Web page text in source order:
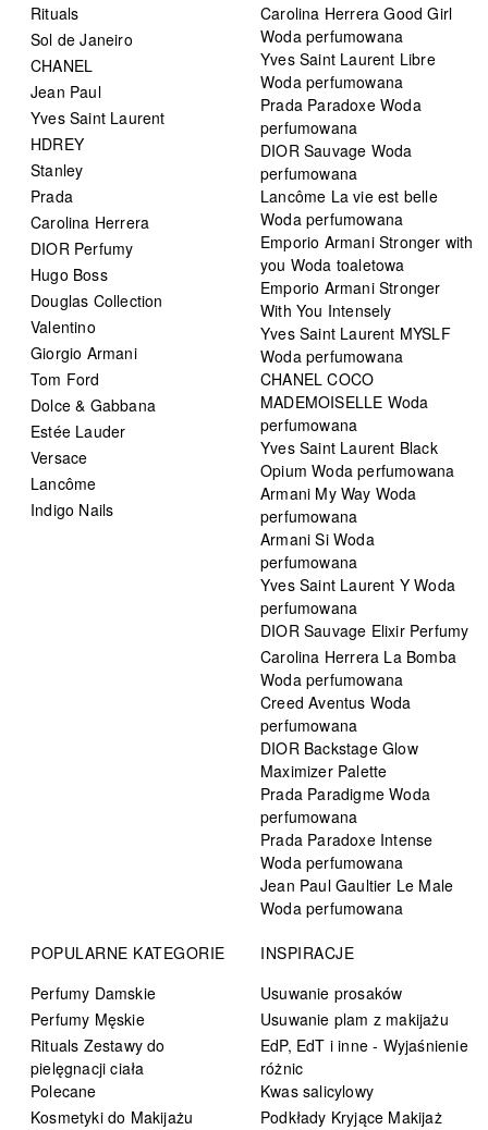
Rituals
Sol de Janeiro
CHANEL
Jean Paul
Yves Saint Laurent
HDREY
Stanley
Prada
Carolina Herrera
DIOR Perfumy
Hugo Boss
Douglas Collection
Valentino
Giorgio Armani
Tom Ford
Dolce & Gabbana
Estée Lauder
Versace
Lancôme
Indigo Nails
Carolina Herrera Good Girl
Woda perfumowana
Yves Saint Laurent Libre
Woda perfumowana
Prada Paradoxe Woda
perfumowana
DIOR Sauvage Woda
perfumowana
Lancôme La vie est belle
Woda perfumowana
Emporio Armani Stronger with
you Woda toaletowa
Emporio Armani Stronger
With You Intensely
Yves Saint Laurent MYSLF
Woda perfumowana
CHANEL COCO
MADEMOISELLE Woda
perfumowana
Yves Saint Laurent Black
Opium Woda perfumowana
Armani My Way Woda
perfumowana
Armani Si Woda
perfumowana
Yves Saint Laurent Y Woda
perfumowana
DIOR Sauvage Elixir Perfumy
Carolina Herrera La Bomba
Woda perfumowana
Creed Aventus Woda
perfumowana
DIOR Backstage Glow
Maximizer Palette
Prada Paradigme Woda
perfumowana
Prada Paradoxe Intense
Woda perfumowana
Jean Paul Gaultier Le Male
Woda perfumowana
POPULARNE KATEGORIE
Perfumy Damskie
Perfumy Męskie
Rituals Zestawy do
pielęgnacji ciała
Polecane
Kosmetyki do Makijażu
INSPIRACJE
Usuwanie prosaków
Usuwanie plam z makijażu
EdP, EdT i inne - Wyjaśnienie
różnic
Kwas salicylowy
Podkłady Kryjące Makijaż